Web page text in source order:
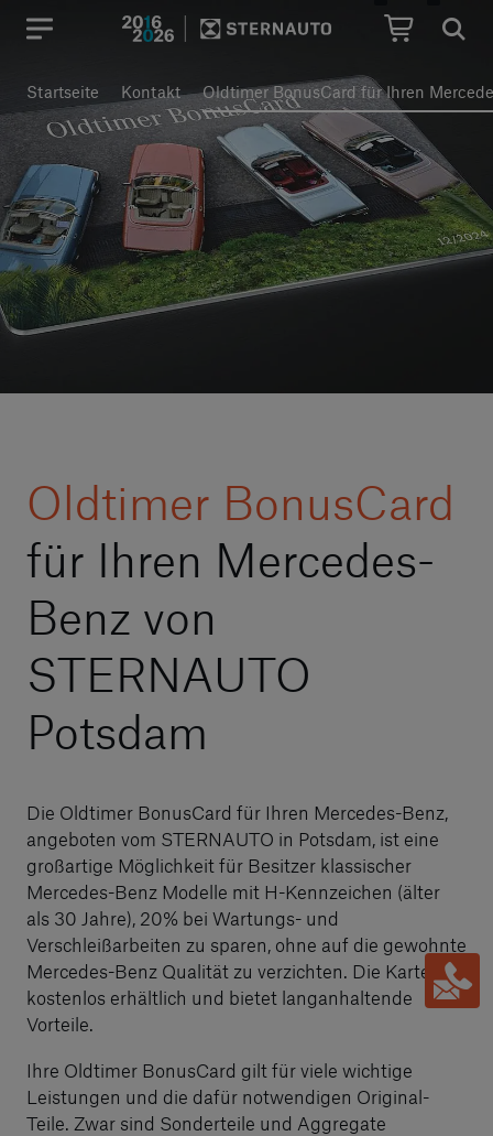
Hauptregion der Seite
Startseite Kontakt Oldtimer BonusCard für Ihren
Oldtimer BonusCard
für Ihren Mercedes-
Benz von
STERNAUTO
Potsdam
Die Oldtimer BonusCard für Ihren Mercedes-Benz,
angeboten vom STERNAUTO in Potsdam, ist eine
großartige Möglichkeit für Besitzer klassischer
Mercedes-Benz Modelle mit H-Kennzeichen (älter
als 30 Jahre), 20% bei Wartungs- und
Verschleißarbeiten zu sparen, ohne auf die gewohnte
Mercedes-Benz Qualität zu verzichten. Die Karte ist
kostenlos erhältlich und bietet langanhaltende
Vorteile.
Ihre Oldtimer BonusCard gilt für viele wichtige
Leistungen und die dafür notwendigen Original-
Teile. Zwar sind Sonderteile und Aggregate